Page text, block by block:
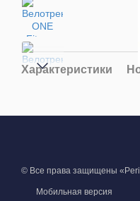
Характеристики
© Все права защищены
Мобильная версия